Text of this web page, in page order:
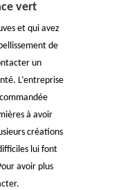
vert
et qui avez
de
un
L’entreprise
à avoir
créations
lui font
avoir plus